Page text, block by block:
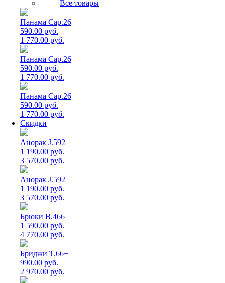
Все товары
Панама Cap.26
590.00 руб.
1 770.00 руб.
Панама Cap.26
590.00 руб.
1 770.00 руб.
Панама Cap.26
590.00 руб.
1 770.00 руб.
Скидки
Анорак J.592
1 190.00 руб.
3 570.00 руб.
Анорак J.592
1 190.00 руб.
3 570.00 руб.
Брюки B.466
1 590.00 руб.
4 770.00 руб.
Бриджи T.66+
990.00 руб.
2 970.00 руб.